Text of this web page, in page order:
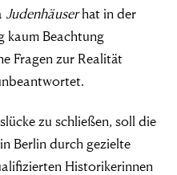
Judenhäuserhat in der
kaum Beachtung
Fragen zur Realität
zu schließen, soll die
Berlin durch gezielte
Historikerinnen